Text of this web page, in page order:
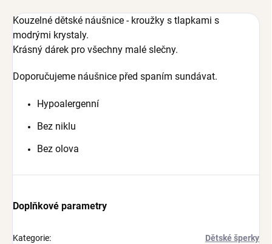
Kouzelné dětské náušnice - kroužky s tlapkami s
modrými krystaly.
Krásný dárek pro všechny malé slečny.
Doporučujeme náušnice před spaním sundávat.
Hypoalergenní
Bez niklu
Bez olova
Doplňkové parametry
Kategorie: Dětské šperky